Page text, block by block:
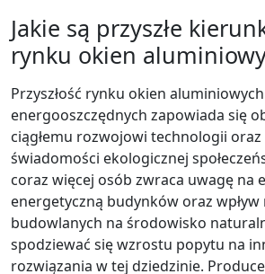
Jakie są przyszłe
rynku okien
Przyszłość rynku okien aluminiowych
energooszczędnych zapowiada się
ciągłemu rozwojowi technologii
świadomości ekologicznej
coraz więcej osób zwraca uwagę na
energetyczną budynków oraz wpływ
budowlanych na środowisko
spodziewać się wzrostu popytu na
rozwiązania w tej dziedzinie.